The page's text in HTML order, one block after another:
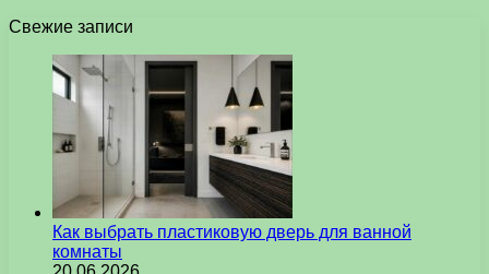
Свежие записи
Как выбрать пластиковую дверь для ванной
комнаты